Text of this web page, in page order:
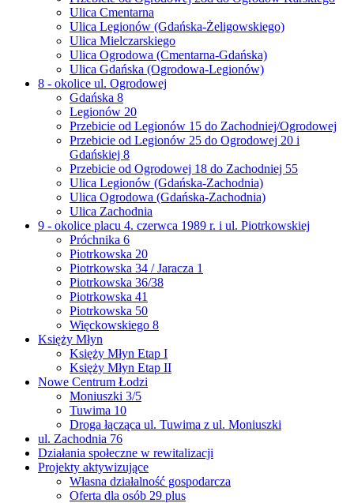
Ulica Cmentarna
Ulica Legionów (Gdańska-Żeligowskiego)
Ulica Mielczarskiego
Ulica Ogrodowa (Cmentarna-Gdańska)
Ulica Gdańska (Ogrodowa-Legionów)
8 - okolice ul. Ogrodowej
Gdańska 8
Legionów 20
Przebicie od Legionów 15 do Zachodniej/Ogrodowej
Przebicie od Legionów 25 do Ogrodowej 20 i
Gdańskiej 8
Przebicie od Ogrodowej 18 do Zachodniej 55
Ulica Legionów (Gdańska-Zachodnia)
Ulica Ogrodowa (Gdańska-Zachodnia)
Ulica Zachodnia
9 - okolice placu 4. czerwca 1989 r. i ul. Piotrkowskiej
Próchnika 6
Piotrkowska 20
Piotrkowska 34 / Jaracza 1
Piotrkowska 36/38
Piotrkowska 41
Piotrkowska 50
Więckowskiego 8
Księży Młyn
Księży Młyn Etap I
Księży Młyn Etap II
Nowe Centrum Łodzi
Moniuszki 3/5
Tuwima 10
Droga łącząca ul. Tuwima z ul. Moniuszki
ul. Zachodnia 76
Działania społeczne w rewitalizacji
Projekty aktywizujące
Własna działalność gospodarcza
Oferta dla osób 29 plus